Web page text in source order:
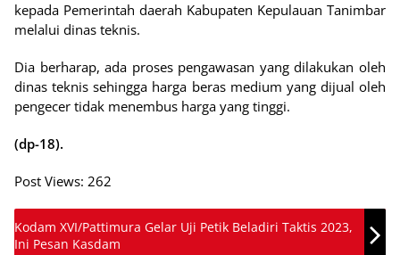
kepada Pemerintah daerah Kabupaten Kepulauan Tanimbar
melalui dinas teknis.
Dia berharap, ada proses pengawasan yang dilakukan oleh
dinas teknis sehingga harga beras medium yang dijual oleh
pengecer tidak menembus harga yang tinggi.
(dp-18).
Post Views: 262
Kodam XVI/Pattimura Gelar Uji Petik Beladiri Taktis 2023,
Ini Pesan Kasdam